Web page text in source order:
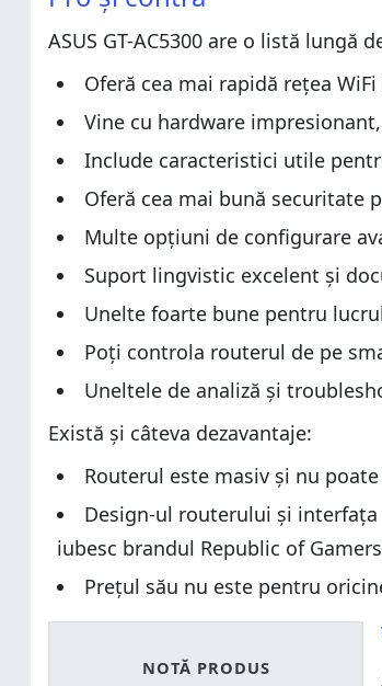
ASUS GT-AC5300 are o listă lungă
Oferă cea mai rapidă rețea
Vine cu hardware
Include caracteristici utile
Oferă cea mai bună securitate
Multe opțiuni de configurare
Suport lingvistic excelent și
Unelte foarte bune pentru
Poți controla routerul de pe
Uneltele de analiză și
Există și câteva dezavantaje:
Routerul este masiv și nu
Design-ul routerului și
iubesc brandul Republic of Gamers
Prețul său nu este pentru
NOTĂ PRODUS